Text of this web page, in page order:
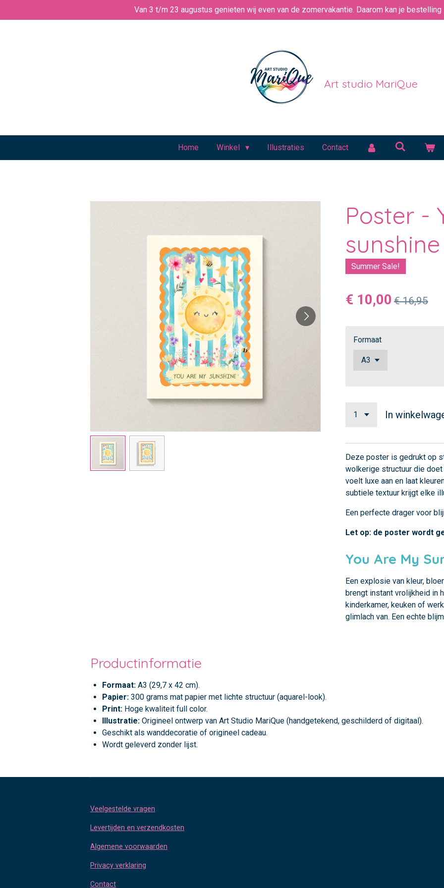
direct
Van 3 t/m 23 augustus genieten wij even van de zomervakantie. Daarom kan je
Art studio MariQue
Home Winkel Illustraties Contact
Poster -
sunshine
Summer Sale!
€ 10,00 € 16,95
Formaat
In
Deze poster is gedrukt op
wolkerige structuur die doet
voelt luxe aan en laat
subtiele textuur krijgt elke
Een perfecte drager voor
Let op: de poster wordt
You Are My
Een explosie van kleur,
brengt instant vrolijkheid in
kinderkamer, keuken of
glimlach van. Een echte
Productinformatie
Formaat: A3 (29,7 x 42 cm).
Papier: 300 grams mat papier met lichte structuur (aquarel-look).
Print: Hoge kwaliteit full color.
Illustratie: Origineel ontwerp van Art Studio MariQue (handgetekend, geschilderd of digitaal).
Geschikt als wanddecoratie of origineel cadeau.
Wordt geleverd zonder lijst.
Veelgestelde vragen
Levertijden en verzendkosten
Algemene voorwaarden
Privacy verklaring
Contact